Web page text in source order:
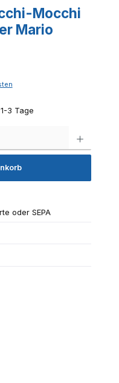
Mocchi
Mario
3 Tage
oder SEPA